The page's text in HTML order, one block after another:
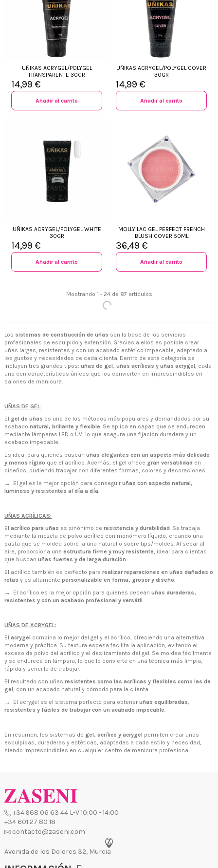
UÑIKAS ACRYGEL/POLYGEL
TRANSPARENTE 30GR
14,99 €
Añadir al carrito
UÑIKAS ACRYGEL/POLYGEL COVER
30GR
14,99 €
Añadir al carrito
UÑIKAS ACRYGEL/POLYGEL WHITE
30GR
14,99 €
Añadir al carrito
MOLLY LAC GEL PERFECT FRENCH
BLUSH COVER 50ML
36,49 €
Añadir al carrito
Mostrando 1 - 24 de 87 articulos
Los sistemas de construcción de uñas son la base de los servicios
profesionales de esculpido y extensión. Gracias a ellos es posible crear
uñas largas, resistentes y con un acabado estético impecable, adaptado a
los gustos y necesidades de cada clienta. Dentro de esta categoría se
incluyen tres grandes tipos: uñas de gel, uñas acrílicas y uñas acrygel , cada
uno con características únicas que los convierten en imprescindibles en
salones de manicura.
UÑAS DE GEL:
El gel de uñas es uno de los métodos más populares y demandados por su
acabado natural, brillante y flexible. Se aplica en capas que se endurecen
mediante lámparas LED o UV, lo que asegura una fijación duradera y un
acabado impecable.
Es ideal para quienes buscan uñas elegantes con un aspecto más delicado
y menos rígido que el acrílico. Además, el gel ofrece gran versatilidad en
diseños, pudiendo trabajar con diferentes formas, colores y decoraciones.
→ El gel es la mejor opción para conseguir uñas con aspecto natural,
luminoso y resistentes al día a día
UÑAS ACRÍLICAS:
El acrílico para uñas es sinónimo de resistencia y durabilidad. Se trabaja
mediante la mezcla de polvo acrílico con monómero líquido, creando una
pasta que se moldea sobre la uña natural o sobre tips/moldes. Al secar al
aire, proporciona una estructura firme y muy resistente, ideal para clientas
que buscan uñas fuertes y de larga duración.
El acrílico también es perfecto para realizar reparaciones en uñas dañadas o
rotas y es altamente personalizable en forma, grosor y diseño.
→ El acrílico es la mejor opción para quienes desean uñas duraderas,
resistentes y con un acabado profesional y versátil
UÑAS DE ACRYGEL:
El acrygel combina lo mejor del gel y el acrílico, ofreciendo una alternativa
moderna y práctica. Su textura espesa facilita la aplicación, evitando el
exceso de polvo del acrílico y el deslizamiento del gel. Se moldea fácilmente
y se endurece en lámpara, lo que lo convierte en una técnica más limpia,
rápida y sencilla de trabajar.
El resultado son uñas resistentes como las acrílicas y flexibles como las de
gel, con un acabado natural y cómodo para la clienta.
→ El acrygel es el sistema perfecto para obtener uñas equilibradas,
resistentes y fáciles de trabajar con un acabado impecable
En resumen, los sistemas de gel, acrílico y acrygel permiten crear uñas
esculpidas, duraderas y estéticas, adaptadas a cada estilo y necesidad,
siendo imprescindibles en cualquier centro de manicura profesional.
+34 968 06 63 44L-V 10:00 - 14:00
Avenida de los Dolores 32, Murcia